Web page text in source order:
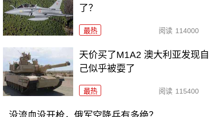
了？
最热 阅读 114000
天价买了M1A2 澳大利亚发现自
己似乎被耍了
最热 阅读 115400